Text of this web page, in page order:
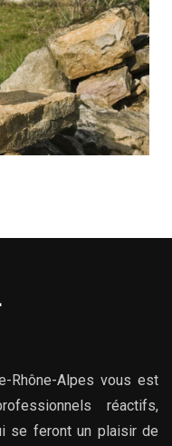
Rhône-Alpes vous est
réactifs,
se feront un plaisir de